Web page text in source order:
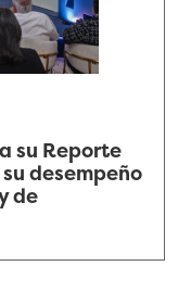
su Reporte
desempeño
de